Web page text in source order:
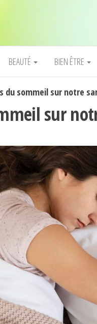
BEAUTÉ BIEN ÊTRE
du sommeil sur notre
sur